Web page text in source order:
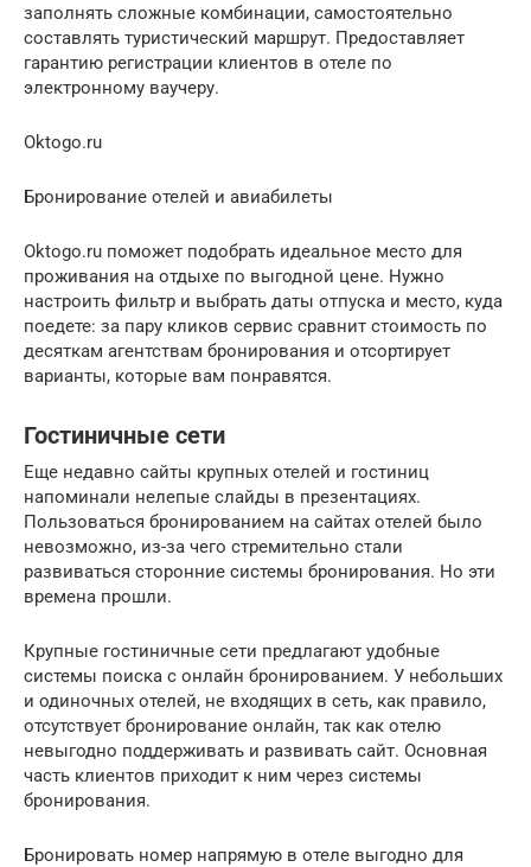
заполнять сложные комбинации, самостоятельно
составлять туристический маршрут. Предоставляет
гарантию регистрации клиентов в отеле по
электронному ваучеру.
Oktogo.ru
Бронирование отелей и авиабилеты
Oktogo.ru поможет подобрать идеальное место для
проживания на отдыхе по выгодной цене. Нужно
настроить фильтр и выбрать даты отпуска и место, куда
поедете: за пару кликов сервис сравнит стоимость по
десяткам агентствам бронирования и отсортирует
варианты, которые вам понравятся.
Гостиничные сети
Еще недавно сайты крупных отелей и гостиниц
напоминали нелепые слайды в презентациях.
Пользоваться бронированием на сайтах отелей было
невозможно, из-за чего стремительно стали
развиваться сторонние системы бронирования. Но эти
времена прошли.
Крупные гостиничные сети предлагают удобные
системы поиска с онлайн бронированием. У небольших
и одиночных отелей, не входящих в сеть, как правило,
отсутствует бронирование онлайн, так как отелю
невыгодно поддерживать и развивать сайт. Основная
часть клиентов приходит к ним через системы
бронирования.
Бронировать номер напрямую в отеле выгодно для